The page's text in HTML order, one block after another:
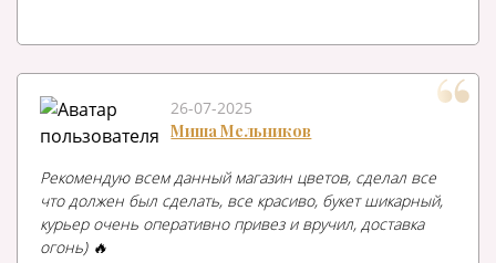
26-07-2025
Миша Мельников
Рекомендую всем данный магазин цветов, сделал все
что должен был сделать, все красиво, букет шикарный,
курьер очень оперативно привез и вручил, доставка
огонь) 🔥